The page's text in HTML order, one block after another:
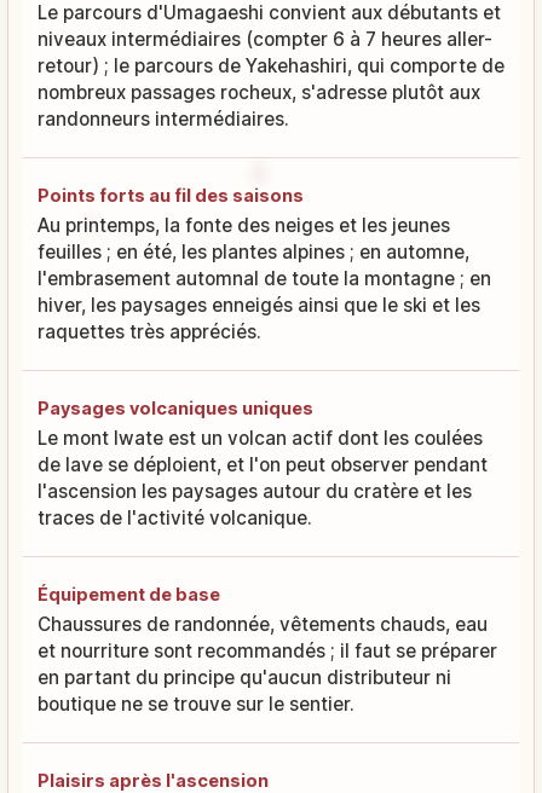
Le parcours d'Umagaeshi convient aux débutants et
niveaux intermédiaires (compter 6 à 7 heures aller-
retour) ; le parcours de Yakehashiri, qui comporte de
nombreux passages rocheux, s'adresse plutôt aux
randonneurs intermédiaires.
Points forts au fil des saisons
Au printemps, la fonte des neiges et les jeunes
feuilles ; en été, les plantes alpines ; en automne,
l'embrasement automnal de toute la montagne ; en
hiver, les paysages enneigés ainsi que le ski et les
raquettes très appréciés.
Paysages volcaniques uniques
Le mont Iwate est un volcan actif dont les coulées
de lave se déploient, et l'on peut observer pendant
l'ascension les paysages autour du cratère et les
traces de l'activité volcanique.
Équipement de base
Chaussures de randonnée, vêtements chauds, eau
et nourriture sont recommandés ; il faut se préparer
en partant du principe qu'aucun distributeur ni
boutique ne se trouve sur le sentier.
Plaisirs après l'ascension